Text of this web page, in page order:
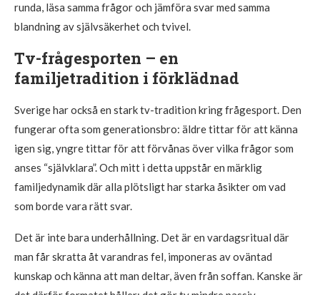
runda, läsa samma frågor och jämföra svar med samma
blandning av självsäkerhet och tvivel.
Tv-frågesporten – en
familjetradition i förklädnad
Sverige har också en stark tv-tradition kring frågesport. Den
fungerar ofta som generationsbro: äldre tittar för att känna
igen sig, yngre tittar för att förvånas över vilka frågor som
anses “självklara”. Och mitt i detta uppstår en märklig
familjedynamik där alla plötsligt har starka åsikter om vad
som borde vara rätt svar.
Det är inte bara underhållning. Det är en vardagsritual där
man får skratta åt varandras fel, imponeras av oväntad
kunskap och känna att man deltar, även från soffan. Kanske är